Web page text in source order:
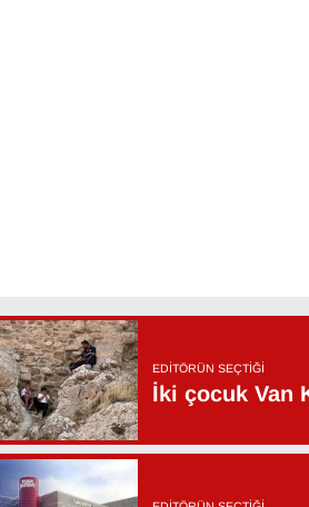
EDITÖRÜN SEÇTIĞI
İki çocuk Van